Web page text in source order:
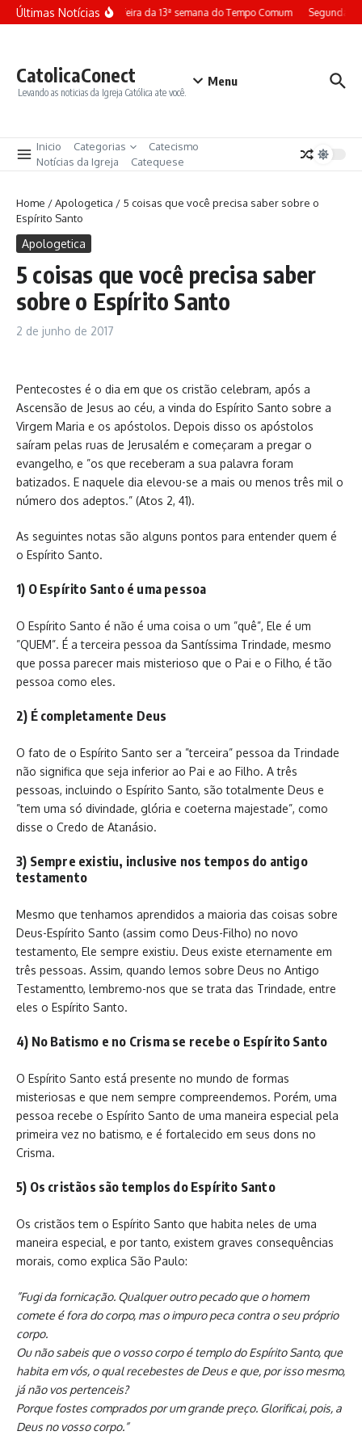
Ir para o conteúdo
Últimas NotíciasTerça-feira da 13ª semana do Tempo Comum Segunda-
CatolicaConect
Levando as noticias da Igreja Católica ate você.
Menu
Inicio Categorias
Catecismo
Notícias da Igreja
Catequese
Home /Apologetica / 5 coisas que você precisa saber sobre o
Espírito Santo
Apologetica
5 coisas que você precisa saber
sobre o Espírito Santo
2 de junho de 2017
Pentecostes é o dia em que os cristão celebram, após a
Ascensão de Jesus ao céu, a vinda do Espírito Santo sobre a
Virgem Maria e os apóstolos. Depois disso os apóstolos
saíram pelas ruas de Jerusalém e começaram a pregar o
evangelho, e ”os que receberam a sua palavra foram
batizados. E naquele dia elevou-se a mais ou menos três mil o
número dos adeptos.” (Atos 2, 41).
As seguintes notas são alguns pontos para entender quem é
o Espírito Santo.
1) O Espírito Santo é uma pessoa
O Espírito Santo é não é uma coisa o um ”quê”, Ele é um
”QUEM”. É a terceira pessoa da Santíssima Trindade, mesmo
que possa parecer mais misterioso que o Pai e o Filho, é tão
pessoa como eles.
2) É completamente Deus
O fato de o Espírito Santo ser a ”terceira” pessoa da Trindade
não significa que seja inferior ao Pai e ao Filho. A três
pessoas, incluindo o Espírito Santo, são totalmente Deus e
”tem uma só divindade, glória e coeterna majestade”, como
disse o Credo de Atanásio.
3) Sempre existiu, inclusive nos tempos do antigo
testamento
Mesmo que tenhamos aprendidos a maioria das coisas sobre
Deus-Espírito Santo (assim como Deus-Filho) no novo
testamento, Ele sempre existiu. Deus existe eternamente em
três pessoas. Assim, quando lemos sobre Deus no Antigo
Testamentto, lembremo-nos que se trata das Trindade, entre
eles o Espírito Santo.
4) No Batismo e no Crisma se recebe o Espírito Santo
O Espírito Santo está presente no mundo de formas
misteriosas e que nem sempre compreendemos. Porém, uma
pessoa recebe o Espírito Santo de uma maneira especial pela
primeira vez no batismo, e é fortalecido em seus dons no
Crisma.
5) Os cristãos são templos do Espírito Santo
Os cristãos tem o Espírito Santo que habita neles de uma
maneira especial, e por tanto, existem graves consequências
morais, como explica São Paulo:
”Fugi da fornicação. Qualquer outro pecado que o homem
comete é fora do corpo, mas o impuro peca contra o seu próprio
corpo.
Ou não sabeis que o vosso corpo é templo do Espírito Santo, que
habita em vós, o qual recebestes de Deus e que, por isso mesmo,
já não vos pertenceis?
Porque fostes comprados por um grande preço. Glorificai, pois, a
Deus no vosso corpo.”